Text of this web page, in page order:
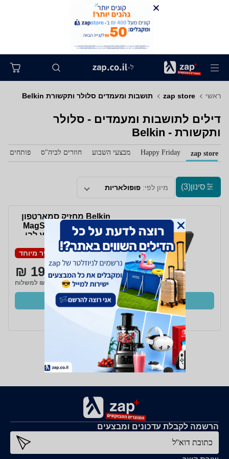
ל-
ראשי zap store תושבות ומעמדים סלולר ותקשורת Belkin
דילים לתושבות ומעמדים - סלולר
ותקשורת - Belkin
zap store
Happy Friday מבצעי השבוע חוזרים לביה"ס פותחים
סינון(3) מיון לפי: פופולאריות
Belkin מחזיק סמארטפון
עם טכנולוגיית MagSafe
למחשבי Mac בצבע לבן
745883847709
מחיר מיוחד
199 ₪
₪19 למשלוח
קנו עכשיו
ב- Zap
הרשמה לקבלת עדכונים ומבצעים
כתובת דוא''ל